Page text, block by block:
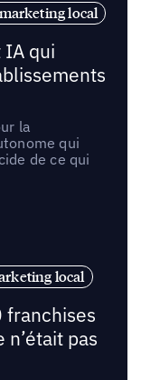
local
IA qui
la
qui
de ce qui
local
franchises
pas